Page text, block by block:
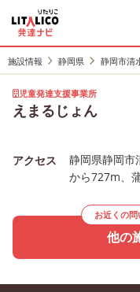
施設情報 静岡県 静岡市清
児童発達支援事業所
えまるじょん
アクセス
静岡県静岡市
から727m、
お近くの
他の